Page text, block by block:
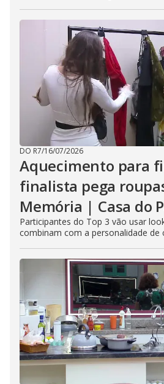
DO R7/16/07/2026
Aquecimento para
finalista pega
Memória | Casa do
Participantes do Top 3 vão usar
combinam com a personalidade de